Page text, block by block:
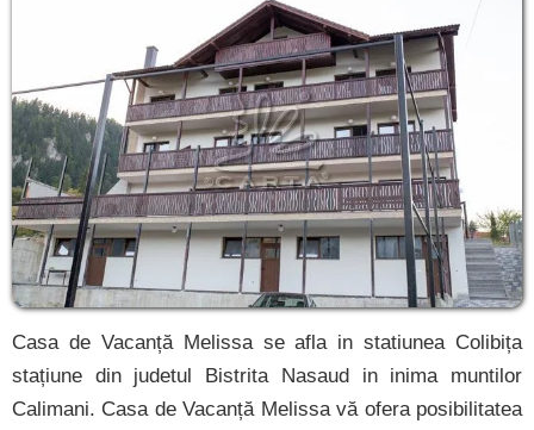
Casa de Vacanță Melissa se afla in statiunea Colibița
stațiune din judetul Bistrita Nasaud in inima muntilor
Calimani. Casa de Vacanță Melissa vă ofera posibilitatea